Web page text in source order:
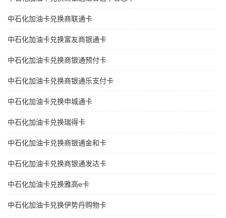
中石化加油卡兑换商联通卡
中石化加油卡兑换富友商银通卡
中石化加油卡兑换商银通预付卡
中石化加油卡兑换商银通乐支付卡
中石化加油卡兑换申城通卡
中石化加油卡兑换瑞得卡
中石化加油卡兑换商银通金和卡
中石化加油卡兑换商银通发达卡
中石化加油卡兑换雅高e卡
中石化加油卡兑换伊势丹购物卡